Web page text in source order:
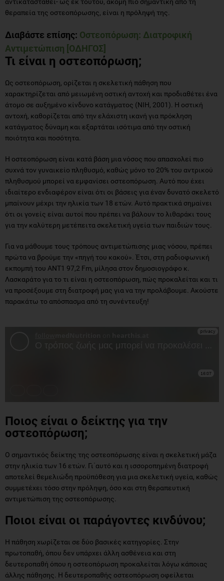
θεραπεία της οστεοπόρωσης, είναι η πρόληψή της.
Διαβάστε επίσης: Οστεοπόρωση: Διατροφική
Αντιμετώπιση [ΟΔΗΓΟΣ]
Τι είναι η οστεοπόρωση;
Ως οστεοπόρωση, ορίζεται η σκελετική πάθηση που
χαρακτηρίζεται από μειωμένη οστική αντοχή και προδιαθέτει ένα
άτομο σε αυξημένο κίνδυνο κατάγματος (NIH, 2001). Η οστική
αντοχή, καθορίζεται από την ελάχιστη ικανή για πρόκληση
κατάγματος δύναμη και εξαρτάται ισότιμα από την οστική
ποιότητα και ποσότητα.
Η οστεοπόρωση είναι κατά βάση μια νόσος που απασχολεί πιο
συχνά τον γυναικείο πληθυσμό, καθώς μόνο το 20% του αντρικού
πληθυσμού μπορεί να εμφανίσει οστεοπόρωση. Αυτό που έχει
ιδιαίτερο ενδιαφέρον είναι ότι οι βάσεις για έναν δυνατό σκελετό
μπαίνουν μέχρι την ηλικία των 18 ετών. Αυτό πρακτικά σημαίνει
ότι οι γονείς είναι αυτοί που πρέπει να βάλουν το λιθαράκι τους
για την καλύτερη μετέπειτα σκελετική υγεία των παιδιών τους.
Για να μάθουμε τους τρόπους αντιμετώπισης μιας νόσου, πρέπει
πρώτα να βρούμε την «πηγή του κακού». Έτσι, στη ραδιοφωνική
εκπομπή του ΑΝΤ1 97,2 Fm, μίλησα στον δημοσιογράφο κ.
Λασκαράτο για το τι είναι η οστεοπόρωση, πώς προκαλείται και τι
να προσέξουμε στη διατροφή μας για να την προλάβουμε. Ακούστε
παρακάτω το απόσπασμα από τη συνέντευξη!
Ποιος είναι ο δείκτης για την
οστεοπόρωση;
Ο σημαντικός δείκτης της οστεοπόρωσης είναι η σκελετική μάζα
στην ηλικία των 16 ετών. Γι΄αυτό και η ισσοροπημένη διατροφή
αποτελεί θεμελιώδη προϋπόθεση για μια σκελετική υγεία, καθώς
συμμετέχει τόσο στην πρόληψη, όσο και στη θεραπευτική
αντιμετώπιση της οστεοπόρωσης.
Ποιοι είναι οι παράγοντες κινδύνου;
Η πάθηση χωρίζεται σε δύο βασικές κατηγορίες. Στην
πρωτοπαθή, όπου δεν υπάρχει άλλη ασθένεια και στη
δευτεροπαθή όπου η οστεοπόρωση προκαλείται λόγω κάποιας
άλλης πάθησης. Η δευτεροπαθής οστεοπόρωση οφείλεται